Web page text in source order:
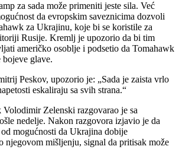
za sada može primeniti jeste sila. Već
da evropskim saveznicima dozvoli
za Ukrajinu, koje bi se koristile za
Rusije. Kremlj je upozorio da bi tim
američko osoblje i podsetio da Tomahawk
bojeve glave.
Peskov, upozorio je: „Sada je zaista vrlo
eskaliraju sa svih strana.“
Zelenski razgovarao je sa
nedelje. Nakon razgovora izjavio je da
mogućnosti da Ukrajina dobije
njegovom mišljenju, signal da pritisak može